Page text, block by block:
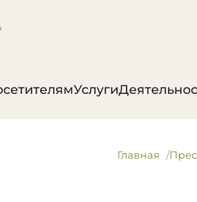
Услуги
Главная